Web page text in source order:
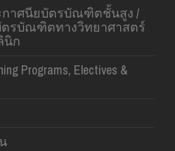
กาศนียบัตรบัณฑิตชั้นสูง /
รบัณฑิตทางวิทยาศาสตร์
นิก
Programs, Electives &